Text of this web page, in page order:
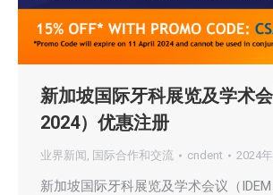
新加坡国际牙科展览及学术
2024）优惠注册
业界新闻 , 国际合作和交流 cndent 2024
新加坡国际牙科展览及学术会议（